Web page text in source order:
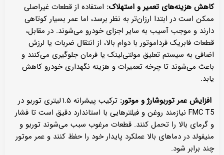
کاهش هزینه‌های تعمیر و استهلاک: استفاده از قطعات غیر‌اصلی
ممکن است در ابتدا ارزان‌تر به نظر برسد، اما عمر بسیار کوتاهی
دارند و موجب آسیب به سایر اجزای خودرو می‌شوند. در مقابل،
قطعات فابریک فرداموتور با دوام بالا، از انتقال ضربات یا لرزش
اضافی به سیستم تعلیق مولتی‌لینک یا فرمان جلوگیری می‌کنند و
باعث می‌شوند تا چرخه تعمیرات و هزینه نگهداری خودرو کاهش
یابد.
افزایش عمر توربوشارژ و موتور:
ترکیب پیشرانه ۱.۵ لیتری توربو در
FMC T5 نیازمند روغن و فیلترهایی با استاندارد دقیق است تا فشار
و گرمای بالا را تحمل کنند. قطعات مرغوب سبب می‌شوند توربو و
منیفولد در دماهای بالا عملکرد پایدار خود را حفظ کنند و عمر موتور
چند برابر شود.